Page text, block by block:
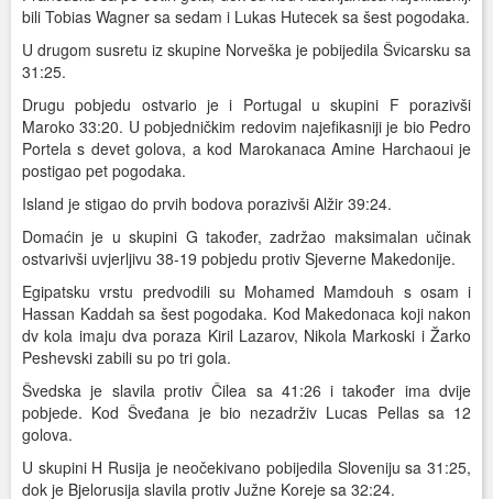
bili Tobias Wagner sa sedam i Lukas Hutecek sa šest pogodaka.
U drugom susretu iz skupine Norveška je pobijedila Švicarsku sa
31:25.
Drugu pobjedu ostvario je i Portugal u skupini F porazivši
Maroko 33:20. U pobjedničkim redovim najefikasniji je bio Pedro
Portela s devet golova, a kod Marokanaca Amine Harchaoui je
postigao pet pogodaka.
Island je stigao do prvih bodova porazivši Alžir 39:24.
Domaćin je u skupini G također, zadržao maksimalan učinak
ostvarivši uvjerljivu 38-19 pobjedu protiv Sjeverne Makedonije.
Egipatsku vrstu predvodili su Mohamed Mamdouh s osam i
Hassan Kaddah sa šest pogodaka. Kod Makedonaca koji nakon
dv kola imaju dva poraza Kiril Lazarov, Nikola Markoski i Žarko
Peshevski zabili su po tri gola.
Švedska je slavila protiv Čilea sa 41:26 i također ima dvije
pobjede. Kod Šveđana je bio nezadrživ Lucas Pellas sa 12
golova.
U skupini H Rusija je neočekivano pobijedila Sloveniju sa 31:25,
dok je Bjelorusija slavila protiv Južne Koreje sa 32:24.